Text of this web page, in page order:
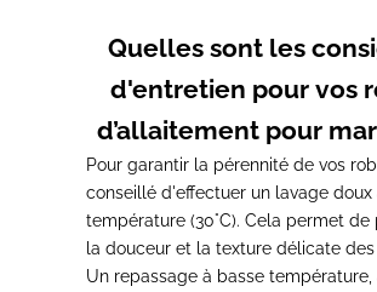
Quelles sont les
d'entretien pour vos
d’allaitement pour
Pour garantir la pérennité de vos
conseillé d'effectuer un lavage doux
température (30°C). Cela permet de
la douceur et la texture délicate
Un repassage à basse température,